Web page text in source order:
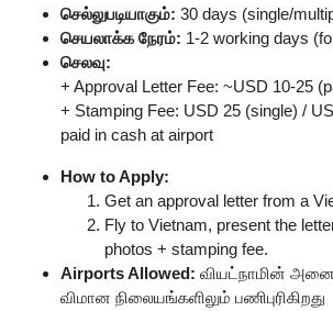
செல்லுபடியாகும்: 30 days (single/
செயலாக்க நேரம்: 1-2 working days
செலவு:
+ Approval Letter Fee: ~USD 10-25
+ Stamping Fee: USD 25 (single) /
paid in cash at airport
How to Apply:
Get an approval letter from a
Fly to Vietnam, present the
photos + stamping fee.
Airports Allowed: வியட்நாமின்
விமான நிலையங்களிலும் பணிபுரிகிறது